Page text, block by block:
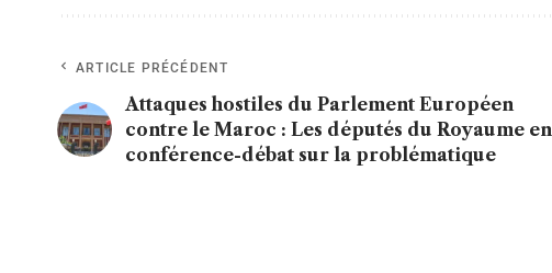
ARTICLE PRÉCÉDENT
Attaques hostiles du Parlement Européen
contre le Maroc : Les députés du Royaume en
conférence-débat sur la problématique